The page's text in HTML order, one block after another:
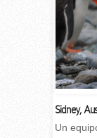
Sidney,
Un